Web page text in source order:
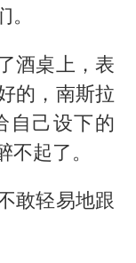
酒桌上，表
的，南斯拉
自己设下的
起了。
敢轻易地跟